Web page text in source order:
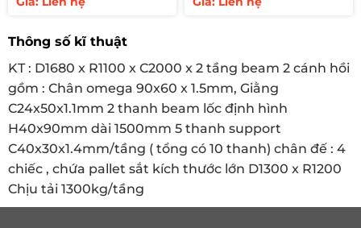
gỗ đã chứa hàng với chịu lực khoảng 1300kg cho
mỗi pallet.
Lưu ý khi sử dụng: để các pallet hàng hoá ở dưới
trước và tải trọng lớn hơn ở trên để đảm đảm ổn
định hệ thống khi đặt hàng hoá lên trên cao. Xuất
nhập hàng trực tiếp dễ dàng với xe nâng pallet.
Thông số kĩ thuật
KT : D1680 x R1100 x C2000 x 2 tầng beam 2 cánh hồi
gồm : Chân omega 90x60 x 1.5mm, Giằng
C24x50x1.1mm 2 thanh beam lốc định hình
H40x90mm dài 1500mm 5 thanh support
C40x30x1.4mm/tầng ( tổng có 10 thanh) chân đế : 4
chiếc , chứa pallet sắt kích thước lớn D1300 x R1200
Chịu tải 1300kg/tầng